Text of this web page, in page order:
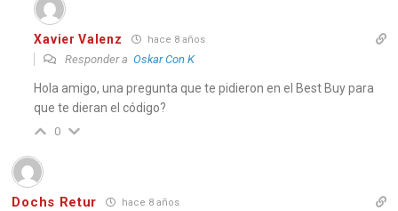
Xavier Valenz hace 8 años
Responder aOskar Con K
Hola amigo, una pregunta que te pidieron en el Best Buy para
que te dieran el código?
0
Dochs Retur hace 8 años